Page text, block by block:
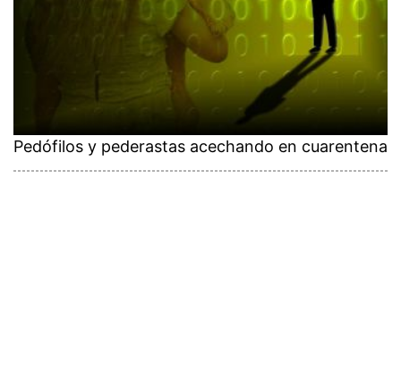
Pedófilos y pederastas acechando en cuarentena